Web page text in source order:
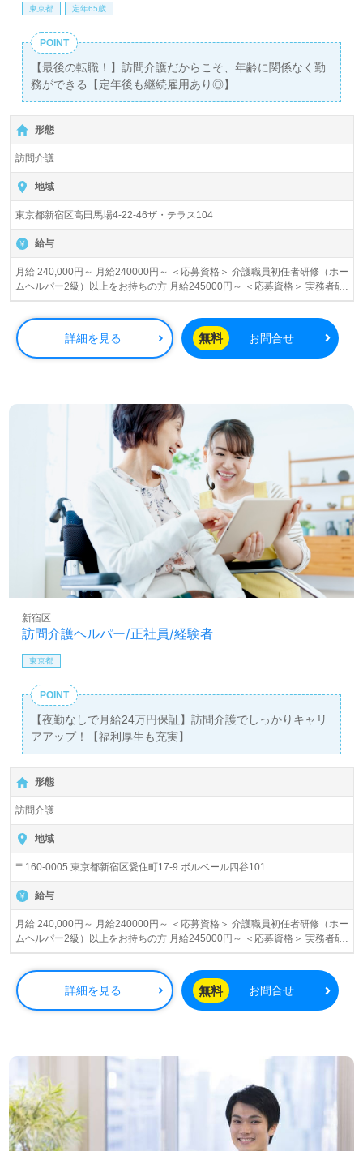
も遠慮なく＊
相談可能です。転職相談、求人紹介、年収交渉など完全無
料サービスをご利用いただけます。＜非公開求人も取扱い
あり！＞"転職支援"のプロと一緒に転職活動！お問い合わ
せお待ちしております。
東京都 定年65歳
POINT
【最後の転職！】訪問介護だからこそ、年齢に関係なく勤
務ができる【定年後も継続雇用あり◎】
形態
訪問介護
地域
東京都新宿区高田馬場4-22-46ザ・テラス104
給与
月給 240,000円～ 月給240000円～ ＜応募資格＞ 介護職員初任者研修（ホー
ムヘルパー2級）以上をお持ちの方 月給245000円～ ＜応募資格＞ 実務者研
修をお持ちの方 月給255000円～ ＜応募資格＞ 介護福祉士
詳細を見る 無料 お問合せ
訪問介護ヘルパー/正社員/経験者
新宿区
東京都
POINT
【夜勤なしで月給24万円保証】訪問介護でしっかりキャリ
アアップ！【福利厚生も充実】
形態
訪問介護
地域
〒160-0005 東京都新宿区愛住町17-9 ボルベール四谷101
給与
月給 240,000円～ 月給240000円～ ＜応募資格＞ 介護職員初任者研修（ホー
ムヘルパー2級）以上をお持ちの方 月給245000円～ ＜応募資格＞ 実務者研
修をお持ちの方 月給255000円～ ＜応募資格＞ 介護福祉士
詳細を見る 無料 お問合せ